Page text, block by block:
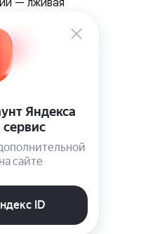
— лживая
враньё,
на